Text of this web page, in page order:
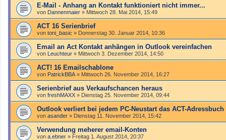
E-Mail - Anhang an Kontakt funktioniert nicht immer...
von Dannenmaier » Mittwoch 28. Mai 2014, 15:49
ACT 16 Serienbrief
von toni_basic » Donnerstag 30. Januar 2014, 10:36
Email an Act Kontakt anhängen in Outlook vereinfachen
von Leuchteur » Mittwoch 3. Dezember 2014, 14:50
ACT! 16 Emailschablone
von PatrickBBA » Mittwoch 26. November 2014, 16:27
Serienbrief aus Verkaufschancen heraus
von freshMAXX » Dienstag 25. November 2014, 09:44
Outlook verliert bei jedem PC-Neustart das ACT-Adressbuch
von asander » Dienstag 11. November 2014, 15:42
Verwendung meherer email-Konten
von a.ebner » Freitag 1. August 2014, 20:37